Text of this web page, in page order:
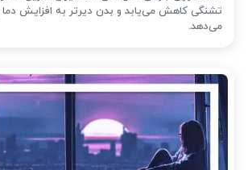
تشنگی کاهش می‌یابد و بدن دیرتر به افزایش
می‌دهد.